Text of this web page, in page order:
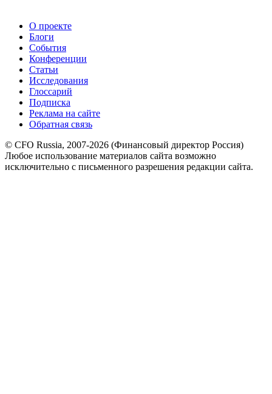
О проекте
Блоги
События
Конференции
Статьи
Исследования
Глоссарий
Подписка
Реклама на сайте
Обратная связь
© CFO Russia, 2007-2026 (Финансовый директор Россия)
Любое использование материалов сайта возможно
исключительно с письменного разрешения редакции сайта.